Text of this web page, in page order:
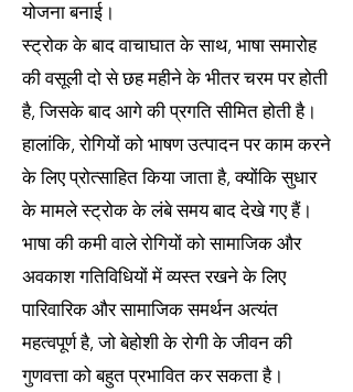
योजना बनाई।
स्ट्रोक के बाद वाचाघात के साथ, भाषा समारोह
की वसूली दो से छह महीने के भीतर चरम पर होती
है, जिसके बाद आगे की प्रगति सीमित होती है।
हालांकि, रोगियों को भाषण उत्पादन पर काम करने
के लिए प्रोत्साहित किया जाता है, क्योंकि सुधार
के मामले स्ट्रोक के लंबे समय बाद देखे गए हैं।
भाषा की कमी वाले रोगियों को सामाजिक और
अवकाश गतिविधियों में व्यस्त रखने के लिए
पारिवारिक और सामाजिक समर्थन अत्यंत
महत्वपूर्ण है, जो बेहोशी के रोगी के जीवन की
गुणवत्ता को बहुत प्रभावित कर सकता है।